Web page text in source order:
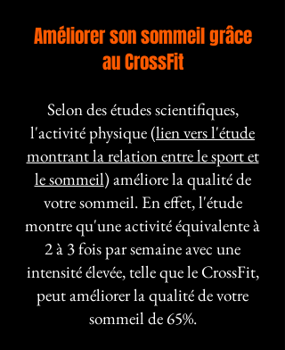
Améliorer son sommeil grâce
au CrossFit
Selon des études scientifiques,
l'activité physique (lien vers l'étude
montrant la relation entre le sport et
le sommeil) améliore la qualité de
votre sommeil. En effet, l'étude
montre qu'une activité équivalente à
2 à 3 fois par semaine avec une
intensité élevée, telle que le CrossFit,
peut améliorer la qualité de votre
sommeil de 65%.